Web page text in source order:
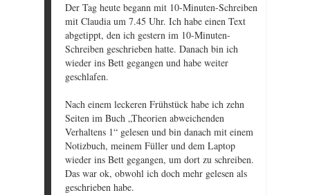
Der Tag heute begann mit 10-Minuten-Schreiben
mit Claudia um 7.45 Uhr. Ich habe einen Text
abgetippt, den ich gestern im 10-Minuten-
Schreiben geschrieben hatte. Danach bin ich
wieder ins Bett gegangen und habe weiter
geschlafen.
Nach einem leckeren Frühstück habe ich zehn
Seiten im Buch „Theorien abweichenden
Verhaltens 1“ gelesen und bin danach mit einem
Notizbuch, meinem Füller und dem Laptop
wieder ins Bett gegangen, um dort zu schreiben.
Das war ok, obwohl ich doch mehr gelesen als
geschrieben habe.